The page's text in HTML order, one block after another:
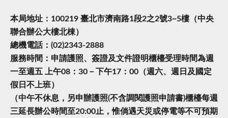
本局地址：100219 臺北市濟南路1段2之2號3~5樓（中央
聯合辦公大樓北棟）
總機電話：(02)2343-2888
服務時間：申請護照、簽證及文件證明櫃檯受理時間為週
一至週五 上午08：30－下午17：00（週六、週日及國定
假日不上班）
（中午不休息，另申辦護照(不含調閱護照申請書)櫃檯每週
三延長辦公時間至20:00止，惟倘遇天災或停電等不可預期